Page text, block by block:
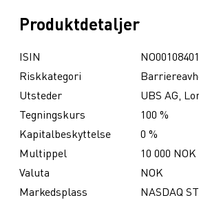
Produktdetaljer
ISIN
Riskkategori
Utsteder
UBS AG,
Tegningskurs
100 %
Kapitalbeskyttelse
0 %
Multippel
10 000 NOK
Valuta
NOK
Markedsplass
NASDAQ